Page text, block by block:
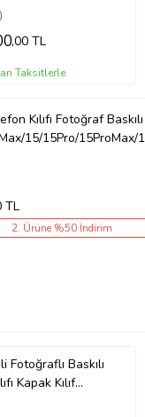
,00 TL
Taksitlerle
Kılıfı Fotoğraf Baskılı
15/15Pro/
TL
2. Ürüne %50 İndirim
Fotoğraflı Baskılı
Kapak Kılıf